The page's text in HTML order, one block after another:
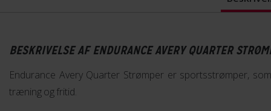
BESKRIVELSE AF ENDURANCE AVERY QUARTER
Endurance Avery Quarter Strømper er sportsstrømper,
træning og fritid.